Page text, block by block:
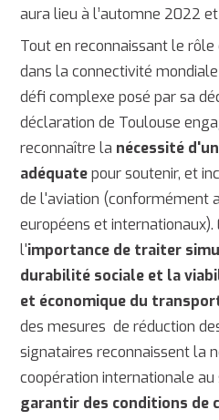
aura lieu à l’automne 2022
Tout en reconnaissant le
dans la connectivité
défi complexe posé par sa
déclaration de Toulouse
reconnaître la nécessité
adéquatepour soutenir, et
de l'aviation (conformément
européens et
l'importance de traiter
durabilité sociale et la
et économique du
des mesures de réduction
signataires reconnaissent la
coopération internationale au
garantir des conditions de